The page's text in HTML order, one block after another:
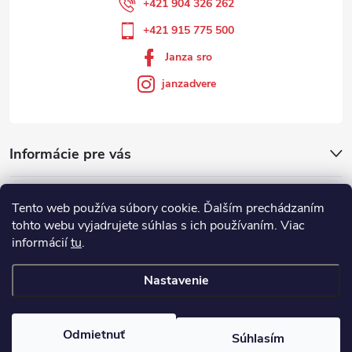
Tento web používa súbory cookie. Ďalším prechádzaním
tohto webu vyjadrujete súhlas s ich používaním. Viac
informáciítu.
Nastavenie
Odmietnuť Súhlasím
Informácie pre vás
+421 904 326 262
+421 915 775 500
Janza sro
janzadvere
Showroom
. Všetky práva vyhradené.